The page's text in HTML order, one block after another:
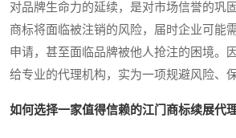
对品牌生命力的延续，是对市场信誉的巩
商标将面临被注销的风险，届时企业可能
申请，甚至面临品牌被他人抢注的困境。
给专业的代理机构，实为一项规避风险、
如何选择一家值得信赖的江门商标续展代